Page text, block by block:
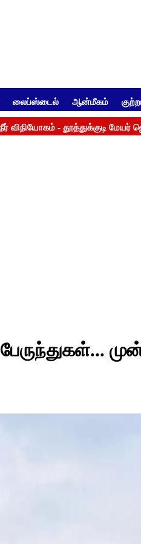
லைப்ஸ்டைல் ஆன்மீகம்